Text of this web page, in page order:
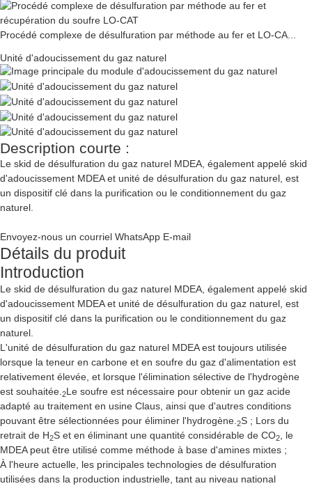
Procédé complexe de désulfuration par méthode au fer et LO-CA...
Unité d'adoucissement du gaz naturel
Description courte :
Le skid de désulfuration du gaz naturel MDEA, également appelé skid
d'adoucissement MDEA et unité de désulfuration du gaz naturel, est
un dispositif clé dans la purification ou le conditionnement du gaz
naturel.
Envoyez-nous un courriel WhatsApp E-mail
Détails du produit
Introduction
Le skid de désulfuration du gaz naturel MDEA, également appelé skid
d'adoucissement MDEA et unité de désulfuration du gaz naturel, est
un dispositif clé dans la purification ou le conditionnement du gaz
naturel.
L'unité de désulfuration du gaz naturel MDEA est toujours utilisée
lorsque la teneur en carbone et en soufre du gaz d'alimentation est
relativement élevée, et lorsque l'élimination sélective de l'hydrogène
est souhaitée.2Le soufre est nécessaire pour obtenir un gaz acide
adapté au traitement en usine Claus, ainsi que d'autres conditions
pouvant être sélectionnées pour éliminer l'hydrogène.2S ; Lors du
retrait de H2S et en éliminant une quantité considérable de CO2, le
MDEA peut être utilisé comme méthode à base d'amines mixtes ;
À l'heure actuelle, les principales technologies de désulfuration
utilisées dans la production industrielle, tant au niveau national